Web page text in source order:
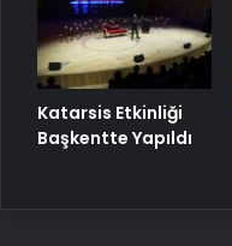
Katarsis Etkinliği
Başkentte Yapıldı